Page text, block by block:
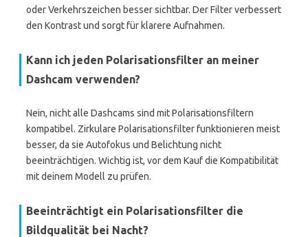
oder Verkehrszeichen besser sichtbar. Der Filter verbessert
den Kontrast und sorgt für klarere Aufnahmen.
Kann ich jeden Polarisationsfilter an meiner
Dashcam verwenden?
Nein, nicht alle Dashcams sind mit Polarisationsfiltern
kompatibel. Zirkulare Polarisationsfilter funktionieren meist
besser, da sie Autofokus und Belichtung nicht
beeinträchtigen. Wichtig ist, vor dem Kauf die Kompatibilität
mit deinem Modell zu prüfen.
Beeinträchtigt ein Polarisationsfilter die
Bildqualität bei Nacht?